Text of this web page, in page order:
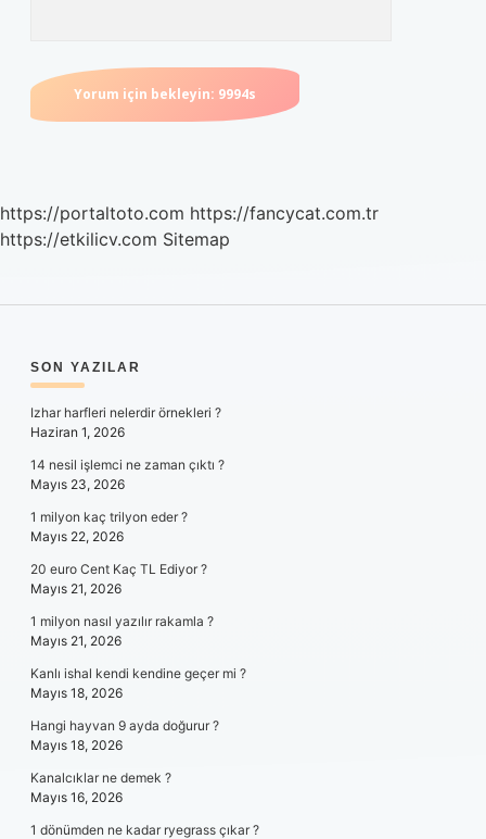
https://portaltoto.com https://fancycat.com.tr
https://etkilicv.com Sitemap
SIDEBAR
SON YAZILAR
Izhar harfleri nelerdir örnekleri ?
Haziran 1, 2026
14 nesil işlemci ne zaman çıktı ?
Mayıs 23, 2026
1 milyon kaç trilyon eder ?
Mayıs 22, 2026
20 euro Cent Kaç TL Ediyor ?
Mayıs 21, 2026
1 milyon nasıl yazılır rakamla ?
Mayıs 21, 2026
Kanlı ishal kendi kendine geçer mi ?
Mayıs 18, 2026
Hangi hayvan 9 ayda doğurur ?
Mayıs 18, 2026
Kanalcıklar ne demek ?
Mayıs 16, 2026
1 dönümden ne kadar ryegrass çıkar ?